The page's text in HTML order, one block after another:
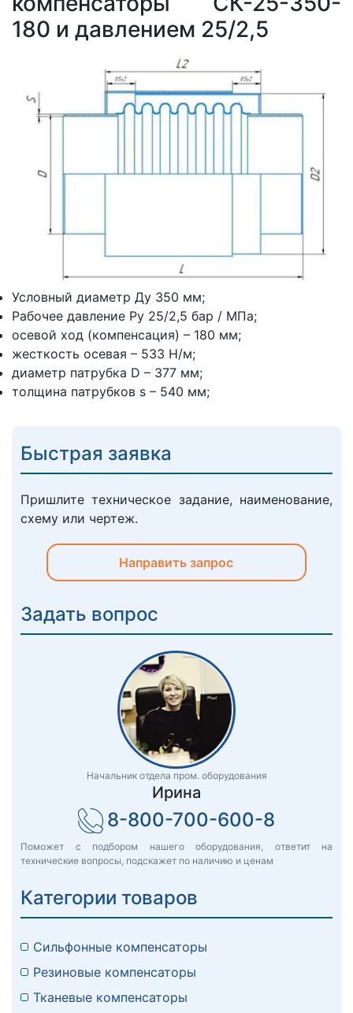
180 и давлением 25/2,5
Условный диаметр Ду 350 мм;
Рабочее давление Ру 25/2,5 бар / МПа;
осевой ход (компенсация) – 180 мм;
жесткость осевая – 533 Н/м;
диаметр патрубка D – 377 мм;
толщина патрубков s – 540 мм;
Быстрая заявка
Пришлите техническое задание, наименование,
схему или чертеж.
Направить запрос
Задать вопрос
Начальник отдела пром. оборудования
Ирина
8-800-700-600-8
Поможет с подбором нашего оборудования, ответит на
технические вопросы, подскажет по наличию и ценам
Категории товаров
Сильфонные компенсаторы
Резиновые компенсаторы
Тканевые компенсаторы